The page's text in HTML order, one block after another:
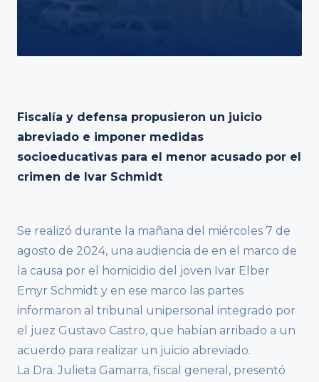
Fiscalía y defensa propusieron un juicio
abreviado e imponer medidas
socioeducativas para el menor acusado por el
crimen de Ivar Schmidt
Se realizó durante la mañana del miércoles 7 de
agosto de 2024, una audiencia de en el marco de
la causa por el homicidio del joven Ivar Elber
Emyr Schmidt y en ese marco las partes
informaron al tribunal unipersonal integrado por
el juez Gustavo Castro, que habían arribado a un
acuerdo para realizar un juicio abreviado.
La Dra. Julieta Gamarra, fiscal general, presentó